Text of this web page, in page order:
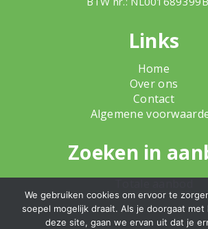
Links
Home
Over ons
Contact
Algemene
Zoeken in
We gebruiken cookies om ervoor te
soepel mogelijk draait. Als je doorgaat
deze site, gaan we ervan uit dat je